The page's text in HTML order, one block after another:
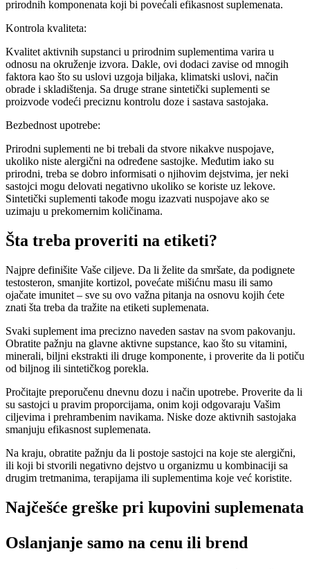
prirodnih komponenata koji bi povećali efikasnost suplemenata.
Kontrola kvaliteta:
Kvalitet aktivnih supstanci u prirodnim suplementima varira u
odnosu na okruženje izvora. Dakle, ovi dodaci zavise od mnogih
faktora kao što su uslovi uzgoja biljaka, klimatski uslovi, način
obrade i skladištenja. Sa druge strane sintetički suplementi se
proizvode vodeći preciznu kontrolu doze i sastava sastojaka.
Bezbednost upotrebe:
Prirodni suplementi ne bi trebali da stvore nikakve nuspojave,
ukoliko niste alergični na određene sastojke. Međutim iako su
prirodni, treba se dobro informisati o njihovim dejstvima, jer neki
sastojci mogu delovati negativno ukoliko se koriste uz lekove.
Sintetički suplementi takođe mogu izazvati nuspojave ako se
uzimaju u prekomernim količinama.
Šta treba proveriti na etiketi?
Najpre definišite Vaše ciljeve. Da li želite da smršate, da podignete
testosteron, smanjite kortizol, povećate mišićnu masu ili samo
ojačate imunitet – sve su ovo važna pitanja na osnovu kojih ćete
znati šta treba da tražite na etiketi suplemenata.
Svaki suplement ima precizno naveden sastav na svom pakovanju.
Obratite pažnju na glavne aktivne supstance, kao što su vitamini,
minerali, biljni ekstrakti ili druge komponente, i proverite da li potiču
od biljnog ili sintetičkog porekla.
Pročitajte preporučenu dnevnu dozu i način upotrebe. Proverite da li
su sastojci u pravim proporcijama, onim koji odgovaraju Vašim
ciljevima i prehrambenim navikama. Niske doze aktivnih sastojaka
smanjuju efikasnost suplemenata.
Na kraju, obratite pažnju da li postoje sastojci na koje ste alergični,
ili koji bi stvorili negativno dejstvo u organizmu u kombinaciji sa
drugim tretmanima, terapijama ili suplementima koje već koristite.
Najčešće greške pri kupovini suplemenata
Oslanjanje samo na cenu ili brend